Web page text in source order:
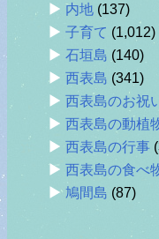
内地 (137)
子育て (1,012)
石垣島 (140)
西表島 (341)
西表島のお祝
西表島の動植
西表島の行事
西表島の食べ
鳩間島 (87)